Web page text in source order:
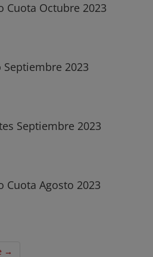
Cuota Octubre 2023
2023
Septiembre 2023
Cuota Agosto 2023
→